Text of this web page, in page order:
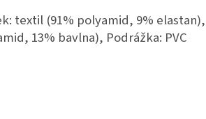
textil (91% polyamid, 9% elastan),
13% bavlna), Podrážka: PVC